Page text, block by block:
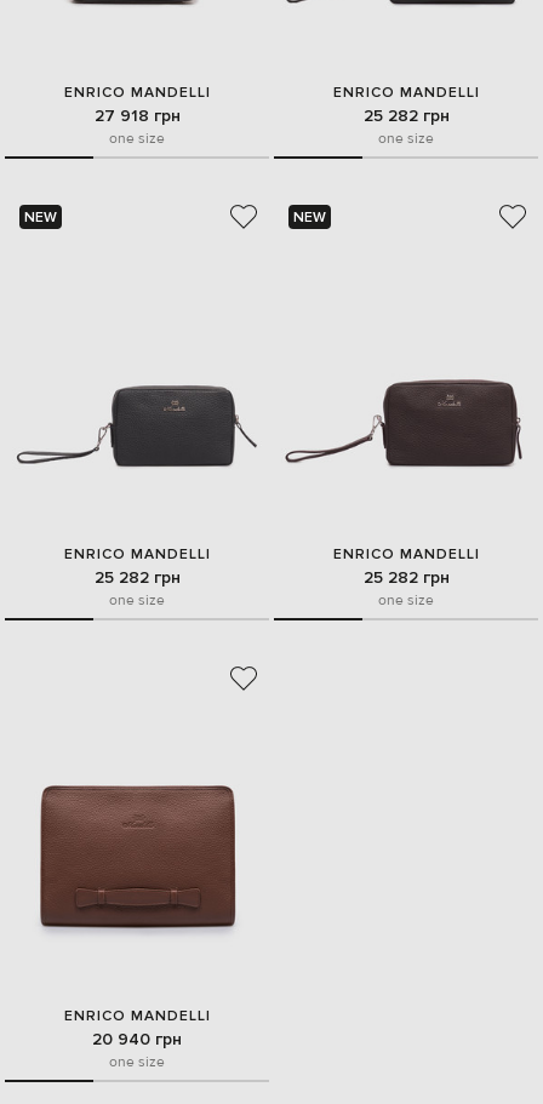
ENRICO MANDELLI
27 918 грн
one size
ENRICO MANDELLI
25 282 грн
one size
NEW
ENRICO MANDELLI
25 282 грн
one size
NEW
ENRICO MANDELLI
25 282 грн
one size
ENRICO MANDELLI
20 940 грн
one size